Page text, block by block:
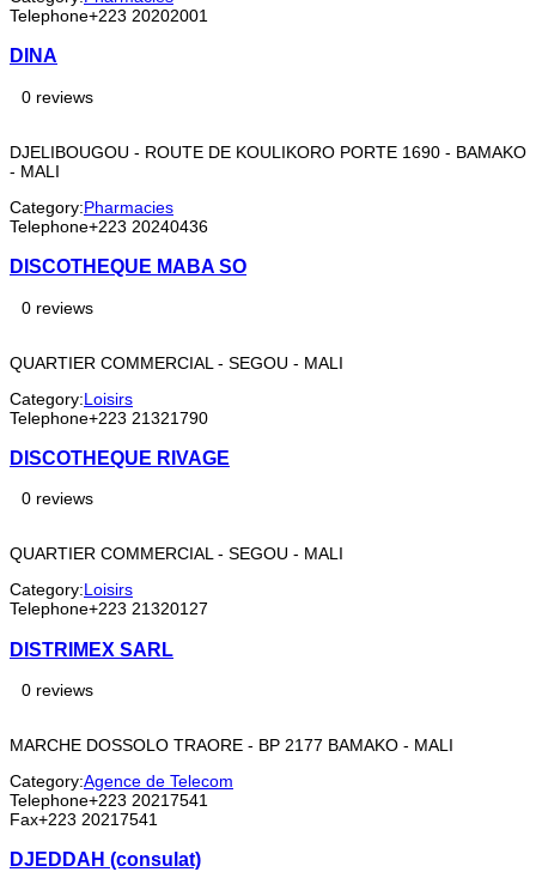
Telephone+223 20202001
DINA
0 reviews
DJELIBOUGOU - ROUTE DE KOULIKORO PORTE 1690 - BAMAKO
- MALI
Category:Pharmacies
Telephone+223 20240436
DISCOTHEQUE MABA SO
0 reviews
QUARTIER COMMERCIAL - SEGOU - MALI
Category:Loisirs
Telephone+223 21321790
DISCOTHEQUE RIVAGE
0 reviews
QUARTIER COMMERCIAL - SEGOU - MALI
Category:Loisirs
Telephone+223 21320127
DISTRIMEX SARL
0 reviews
MARCHE DOSSOLO TRAORE - BP 2177 BAMAKO - MALI
Category:Agence de Telecom
Telephone+223 20217541
Fax+223 20217541
DJEDDAH (consulat)